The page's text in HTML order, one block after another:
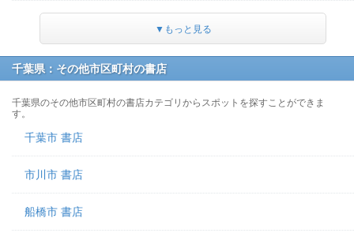
▼もっと見る
千葉県：その他市区町村の書店
千葉県のその他市区町村の書店カテゴリからスポットを探すことができま
す。
千葉市 書店
市川市 書店
船橋市 書店